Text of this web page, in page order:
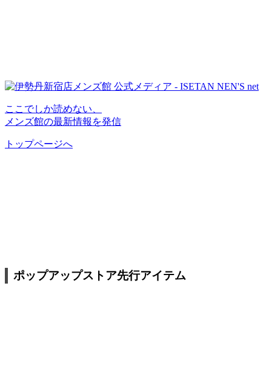
ポップアップストア先行アイテム
ここでしか読めない、
メンズ館の最新情報を発信
トップページへ